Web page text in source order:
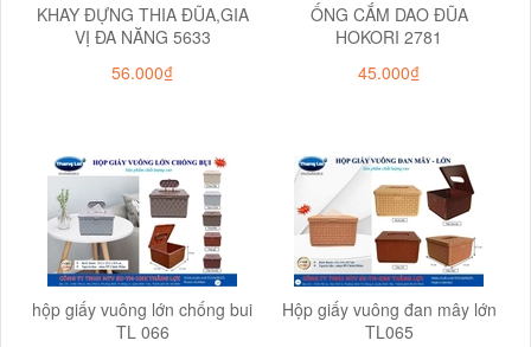
KHAY ĐỰNG THIA ĐŨA,GIA
VỊ ĐA NĂNG 5633
56.000₫
ỐNG CẮM DAO ĐŨA
HOKORI 2781
45.000₫
hộp giấy vuông lớn chống bui
TL 066
Hộp giấy vuông đan mây lớn
TL065